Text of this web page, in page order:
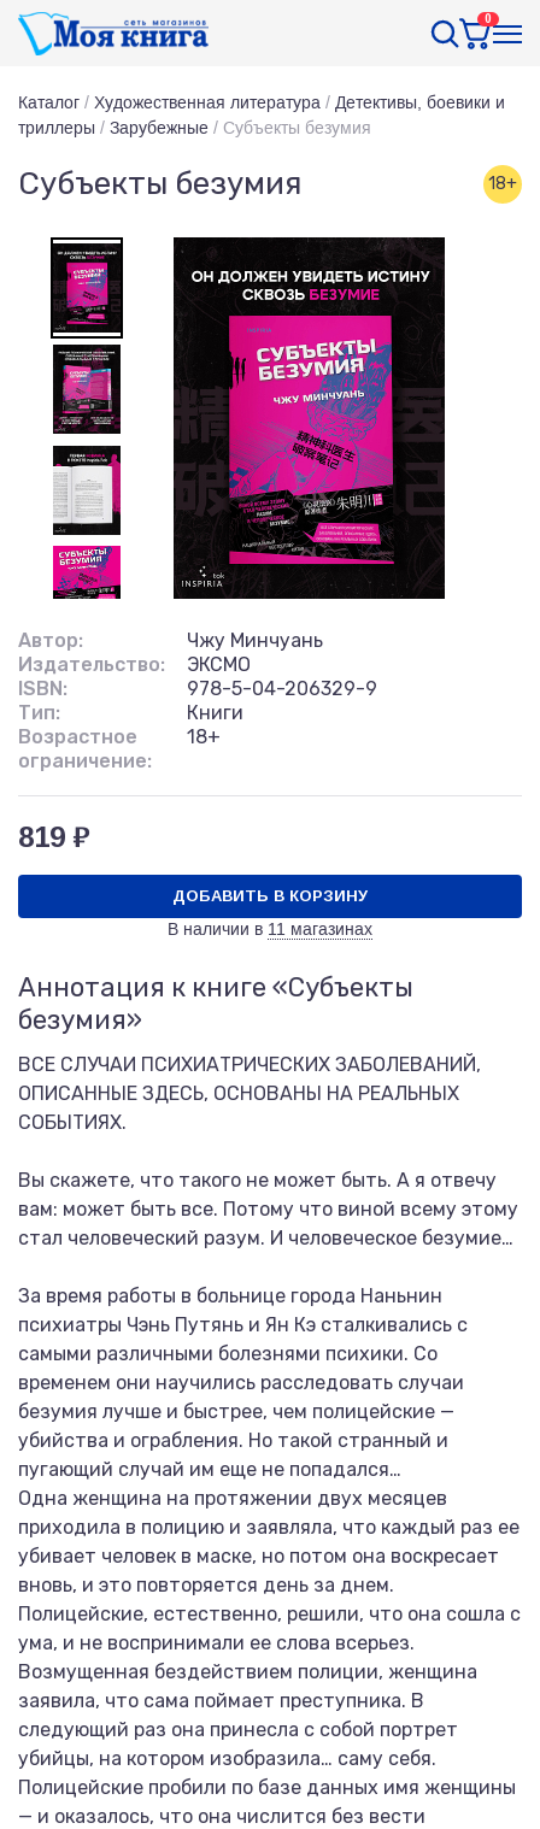
0
Каталог / Художественная литература / Детективы, боевики и
триллеры / Зарубежные / Субъекты безумия
Субъекты безумия 18+
Автор:
Чжу Минчуань
Издательство:
ЭКСМО
ISBN:
978-5-04-206329-9
Тип:
Книги
Возрастное
ограничение:
18+
819 ₽
ДОБАВИТЬ В КОРЗИНУ
В наличии в 11 магазинах
Аннотация к книге «Субъекты
безумия»
ВСЕ СЛУЧАИ ПСИХИАТРИЧЕСКИХ ЗАБОЛЕВАНИЙ,
ОПИСАННЫЕ ЗДЕСЬ, ОСНОВАНЫ НА РЕАЛЬНЫХ
СОБЫТИЯХ.
Вы скажете, что такого не может быть. А я отвечу
вам: может быть все. Потому что виной всему этому
стал человеческий разум. И человеческое безумие…
За время работы в больнице города Наньнин
психиатры Чэнь Путянь и Ян Кэ сталкивались с
самыми различными болезнями психики. Со
временем они научились расследовать случаи
безумия лучше и быстрее, чем полицейские —
убийства и ограбления. Но такой странный и
пугающий случай им еще не попадался…
Одна женщина на протяжении двух месяцев
приходила в полицию и заявляла, что каждый раз ее
убивает человек в маске, но потом она воскресает
вновь, и это повторяется день за днем.
Полицейские, естественно, решили, что она сошла с
ума, и не воспринимали ее слова всерьез.
Возмущенная бездействием полиции, женщина
заявила, что сама поймает преступника. В
следующий раз она принесла с собой портрет
убийцы, на котором изобразила… саму себя.
Полицейские пробили по базе данных имя женщины
— и оказалось, что она числится без вести